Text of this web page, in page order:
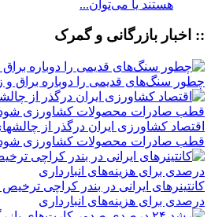
هستند یا می‌توان...
:: اخبار بازرگانی و گمرک
چطور سنگ‌های قدیمی را دوباره براق و
اقتصاد کشاورزی ایران درگذر از
قطب صادرات محصولات کشاورزی
درصدی برای هزینه‌های انبارداری